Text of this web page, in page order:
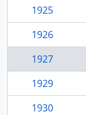
1925
1926
1927
1929
1930